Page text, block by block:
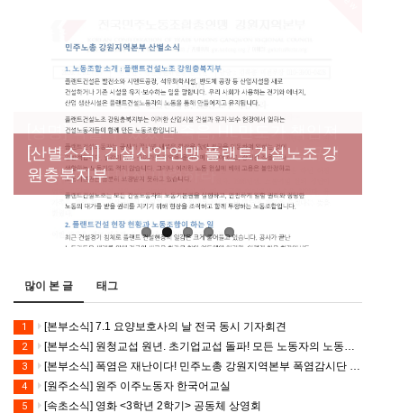
[성명] 막을 수 있었던 죽음, HL만도가 책임져
라 : 청년노동자 사망사고의 철저한 진상규명
과 재발방지 대책 마련하라
[산별소식] 건설산업연맹 플랜트건설노조 강
원충북지부
[강릉,속초,원주,춘천] 폭염감시단 사업 이모저
모
[조합원☆인터뷰] 서비스연맹 전국학교비정
규직노동조합 강원지부 김유미 춘천지회장
[본부소식] 강원지역 노동자 합창단 모임
많이 본 글 태그
1 [본부소식] 7.1 요양보호사의 날 전국 동시 기자회견
2 [본부소식] 원청교섭 원년. 초기업교섭 돌파! 모든 노동자의 노동기본권 쟁취! 민주노총 7.15 총파업대회
3 [본부소식] 폭염은 재난이다! 민주노총 강원지역본부 폭염감시단 선포 기자회견
4 [원주소식] 원주 이주노동자 한국어교실
5 [속초소식] 영화 <3학년 2학기> 공동체 상영회